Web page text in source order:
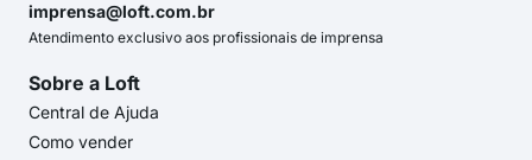
imprensa@loft.com.br
Atendimento exclusivo aos profissionais de imprensa
Sobre a Loft
Central de Ajuda
Como vender